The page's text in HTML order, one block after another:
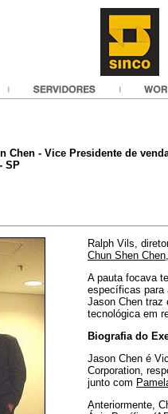
Chen - Vice Presidente de
SP
Ralph Vils,
Chun Shen Chen
A pauta focava
específicas para
Jason Chen traz
tecnológica em
Biografia do
Jason Chen é
Corporation,
junto com
Anteriormente,